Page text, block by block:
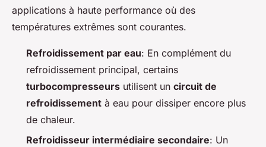
applications à haute performance où des
températures extrêmes sont courantes.
Refroidissement par eau: En complément du
refroidissement principal, certains
turbocompresseurs utilisent un circuit de
refroidissement à eau pour dissiper encore plus
de chaleur.
Refroidisseur intermédiaire secondaire: Un